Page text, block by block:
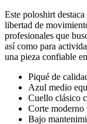
Este poloshirt
libertad de
profesionales que
así como para
una pieza confiable
Piqué de
Azul medio
Cuello clásico
Corte moderno
Bajo